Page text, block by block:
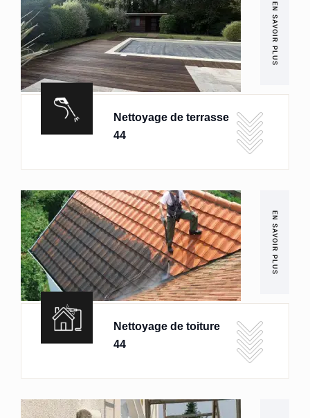
EN SAVOIR PLUS
Nettoyage de terrasse
44
EN SAVOIR PLUS
Nettoyage de toiture
44